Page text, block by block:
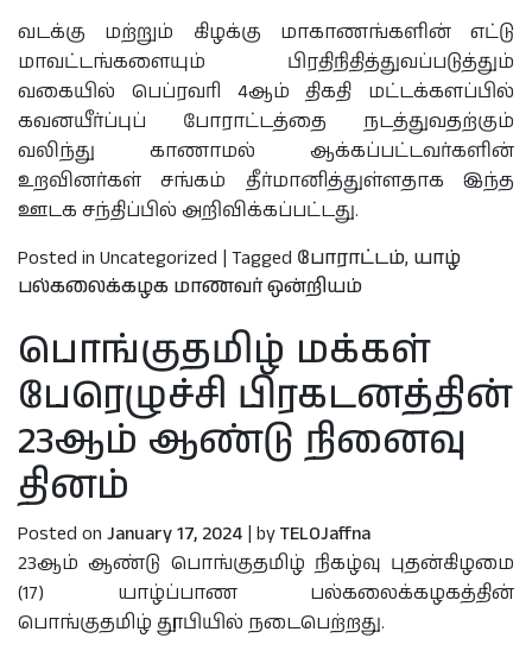
வடக்கு மற்றும் கிழக்கு மாகாணங்களின் எட்டு
மாவட்டங்களையும் பிரதிநிதித்துவப்படுத்தும்
வகையில் பெப்ரவரி 4ஆம் திகதி மட்டக்களப்பில்
கவனயீர்ப்புப் போராட்டத்தை நடத்துவதற்கும்
வலிந்து காணாமல் ஆக்கப்பட்டவர்களின்
உறவினர்கள் சங்கம் தீர்மானித்துள்ளதாக இந்த
ஊடக சந்திப்பில் அறிவிக்கப்பட்டது.
Posted in Uncategorized | Tagged போராட்டம், யாழ்
பல்கலைக்கழக மாணவர் ஒன்றியம்
பொங்குதமிழ் மக்கள்
பேரெழுச்சி பிரகடனத்தின்
23ஆம் ஆண்டு நினைவு
தினம்
Posted on January 17, 2024 | byTELOJaffna
23ஆம் ஆண்டு பொங்குதமிழ் நிகழ்வு புதன்கிழமை
(17) யாழ்ப்பாண பல்கலைக்கழகத்தின்
பொங்குதமிழ் தூபியில் நடைபெற்றது.